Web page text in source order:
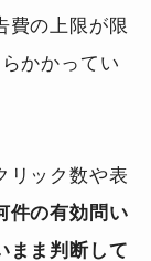
費の上限が限
かかってい
リック数や表
件の有効問い
まま判断して